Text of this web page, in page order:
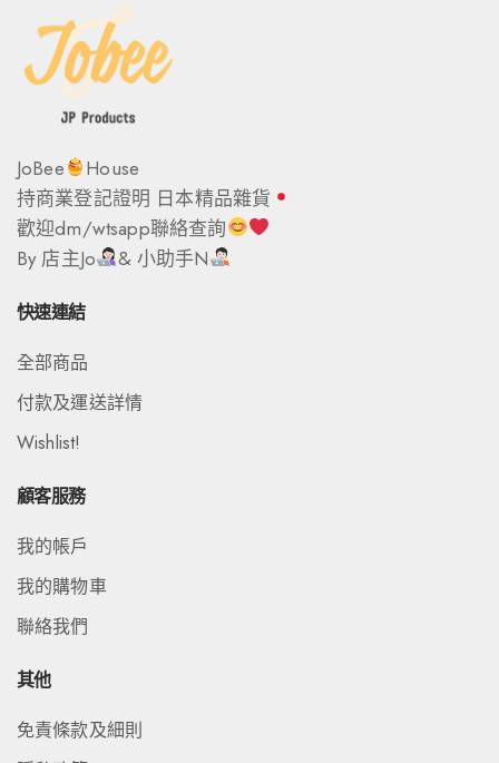
JoBee
House
持商業登記證明 日本精品雜貨
歡迎dm/wtsapp聯絡查詢
By 店主Jo
& 小助手N
快速連結
全部商品
付款及運送詳情
Wishlist!
顧客服務
我的帳戶
我的購物車
聯絡我們
其他
免責條款及細則